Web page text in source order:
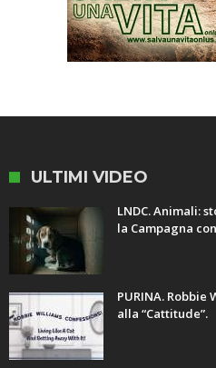
ULTIMI VIDEO
LNDC. Animali:
la Campagna
PURINA. Robbie
alla “Cattitude”.